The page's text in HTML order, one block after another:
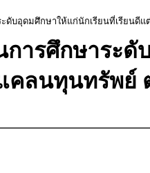
ดับอุดมศึกษาให้แก่นักเรียนที่เรียนดี
ารศึกษาระ
ลนทุนทรัพย์